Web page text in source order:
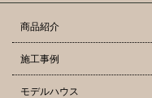
商品紹介
施工事例
モデルハウス